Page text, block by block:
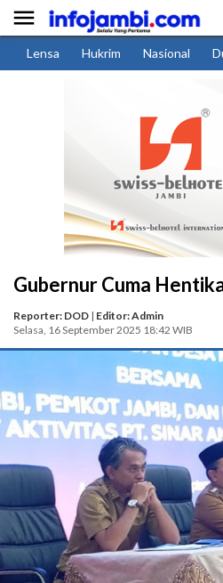

Lensa Hukrim Nasional
Gubernur Cuma
Reporter: DOD | Editor: Admin
Selasa, 16 September 2025 18:42 WIB